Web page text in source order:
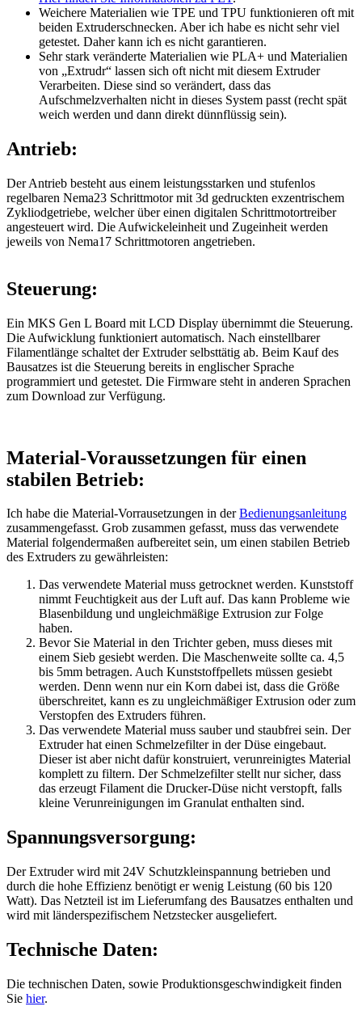
Weichere Materialien wie TPE und TPU funktionieren oft mit
beiden Extruderschnecken. Aber ich habe es nicht sehr viel
getestet. Daher kann ich es nicht garantieren.
Sehr stark veränderte Materialien wie PLA+ und Materialien
von „Extrudr“ lassen sich oft nicht mit diesem Extruder
Verarbeiten. Diese sind so verändert, dass das
Aufschmelzverhalten nicht in dieses System passt (recht spät
weich werden und dann direkt dünnflüssig sein).
Antrieb:
Der Antrieb besteht aus einem leistungsstarken und stufenlos
regelbaren Nema23 Schrittmotor mit 3d gedruckten exzentrischem
Zykliodgetriebe, welcher über einen digitalen Schrittmotortreiber
angesteuert wird. Die Aufwickeleinheit und Zugeinheit werden
jeweils von Nema17 Schrittmotoren angetrieben.
Steuerung:
Ein MKS Gen L Board mit LCD Display übernimmt die Steuerung.
Die Aufwicklung funktioniert automatisch. Nach einstellbarer
Filamentlänge schaltet der Extruder selbsttätig ab. Beim Kauf des
Bausatzes ist die Steuerung bereits in englischer Sprache
programmiert und getestet. Die Firmware steht in anderen Sprachen
zum Download zur Verfügung.
Material-Voraussetzungen für einen
stabilen Betrieb:
Ich habe die Material-Vorrausetzungen in derBedienungsanleitung
zusammengefasst. Grob zusammen gefasst, muss das verwendete
Material folgendermaßen aufbereitet sein, um einen stabilen Betrieb
des Extruders zu gewährleisten:
Das verwendete Material muss getrocknet werden. Kunststoff
nimmt Feuchtigkeit aus der Luft auf. Das kann Probleme wie
Blasenbildung und ungleichmäßige Extrusion zur Folge
haben.
Bevor Sie Material in den Trichter geben, muss dieses mit
einem Sieb gesiebt werden. Die Maschenweite sollte ca. 4,5
bis 5mm betragen. Auch Kunststoffpellets müssen gesiebt
werden. Denn wenn nur ein Korn dabei ist, dass die Größe
überschreitet, kann es zu ungleichmäßiger Extrusion oder zum
Verstopfen des Extruders führen.
Das verwendete Material muss sauber und staubfrei sein. Der
Extruder hat einen Schmelzefilter in der Düse eingebaut.
Dieser ist aber nicht dafür konstruiert, verunreinigtes Material
komplett zu filtern. Der Schmelzefilter stellt nur sicher, dass
das erzeugt Filament die Drucker-Düse nicht verstopft, falls
kleine Verunreinigungen im Granulat enthalten sind.
Spannungsversorgung:
Der Extruder wird mit 24V Schutzkleinspannung betrieben und
durch die hohe Effizienz benötigt er wenig Leistung (60 bis 120
Watt). Das Netzteil ist im Lieferumfang des Bausatzes enthalten und
wird mit länderspezifischem Netzstecker ausgeliefert.
Technische Daten:
Die technischen Daten, sowie Produktionsgeschwindigkeit finden
Sie hier.